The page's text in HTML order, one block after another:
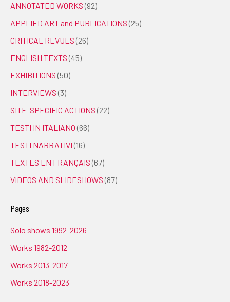
ANNOTATED WORKS (92)
APPLIED ART and PUBLICATIONS (25)
CRITICAL REVUES (26)
ENGLISH TEXTS (45)
EXHIBITIONS (50)
INTERVIEWS (3)
SITE-SPECIFIC ACTIONS (22)
TESTI IN ITALIANO (66)
TESTI NARRATIVI (16)
TEXTES EN FRANÇAIS (67)
VIDEOS AND SLIDESHOWS (87)
Pages
Solo shows 1992-2026
Works 1982-2012
Works 2013-2017
Works 2018-2023